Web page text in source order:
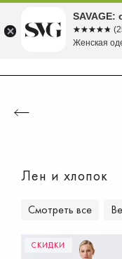
Время
Бесплатная
Лен и хлопок
Смотреть все
СКИДКИ
☆☆☆☆☆
★★★★★
Женская